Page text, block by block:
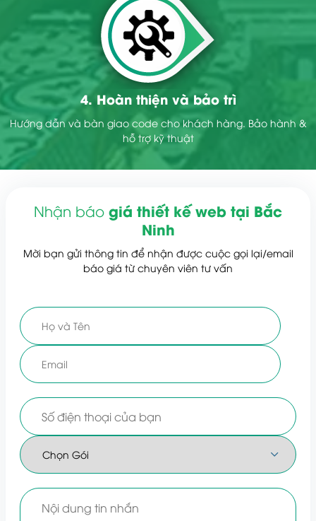
4. Hoàn thiện và bảo trì
Hướng dẫn và bàn giao code cho khách hàng. Bảo hành &
hỗ trợ kỹ thuật
Nhận báo giá thiết kế web tại Bắc
Ninh
Mời bạn gửi thông tin để nhận được cuộc gọi lại/email
báo giá từ chuyên viên tư vấn